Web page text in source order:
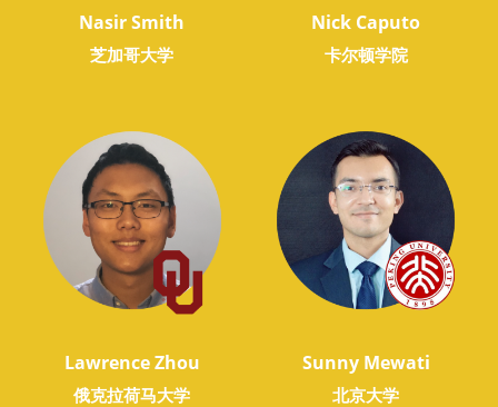
Nasir Smith
芝加哥大学
Nick Caputo
卡尔顿学院
Lawrence Zhou
俄克拉荷马大学
Sunny Mewati
北京大学